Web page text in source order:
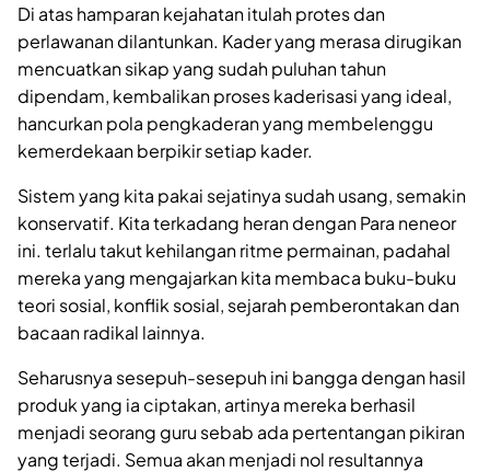
Di atas hamparan kejahatan itulah protes dan
perlawanan dilantunkan. Kader yang merasa dirugikan
mencuatkan sikap yang sudah puluhan tahun
dipendam, kembalikan proses kaderisasi yang ideal,
hancurkan pola pengkaderan yang membelenggu
kemerdekaan berpikir setiap kader.
Sistem yang kita pakai sejatinya sudah usang, semakin
konservatif. Kita terkadang heran dengan Para neneor
ini. terlalu takut kehilangan ritme permainan, padahal
mereka yang mengajarkan kita membaca buku-buku
teori sosial, konflik sosial, sejarah pemberontakan dan
bacaan radikal lainnya.
Seharusnya sesepuh-sesepuh ini bangga dengan hasil
produk yang ia ciptakan, artinya mereka berhasil
menjadi seorang guru sebab ada pertentangan pikiran
yang terjadi. Semua akan menjadi nol resultannya